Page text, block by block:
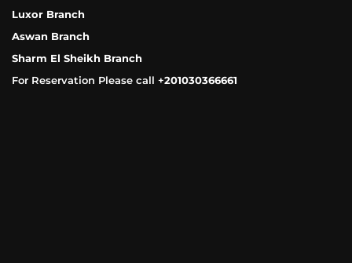
Luxor Branch
Aswan Branch
Sharm El Sheikh Branch
For Reservation Please call +201030366661